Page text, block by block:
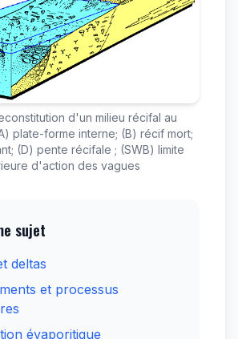
d'un milieu récifal au
plate-forme interne; (B) récif mort;
(D) pente récifale ; (SWB) limite
d'action des vagues
sujet
deltas
et processus
évaporitique